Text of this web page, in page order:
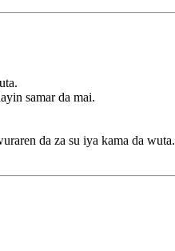
samar da mai.
da za su iya kama da wuta.